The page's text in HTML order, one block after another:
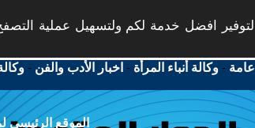
لتوفير افضل خدمة لكم ولتسهيل عملية
عامة -وكالة أنباء المرأة - اخبار الأدب والفن -
الموقع الرئيسي